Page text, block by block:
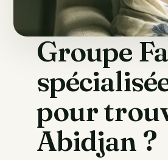
Groupe
pour
Abidjan ?